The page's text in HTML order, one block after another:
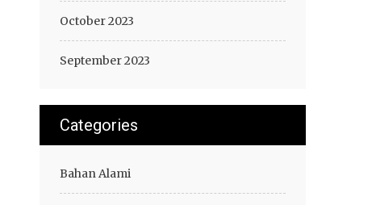
October 2023
September 2023
Categories
Bahan Alami